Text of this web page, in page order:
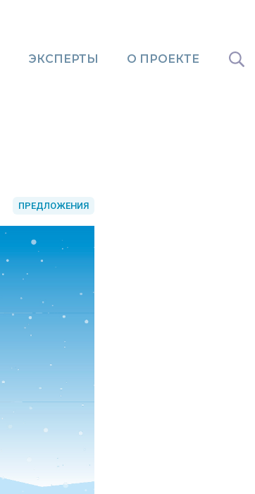
ЭКСПЕРТЫ О ПРОЕКТЕ
ПРЕДЛОЖЕНИЯ